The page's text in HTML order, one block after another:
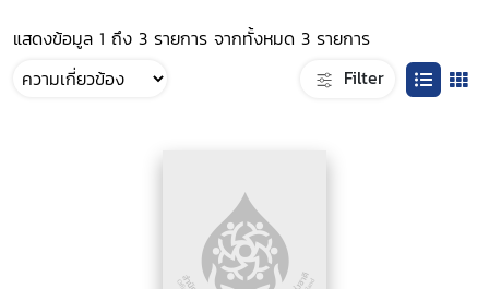
แสดงข้อมูล 1 ถึง 3 รายการ จากทั้งหมด 3 รายการ
Filter